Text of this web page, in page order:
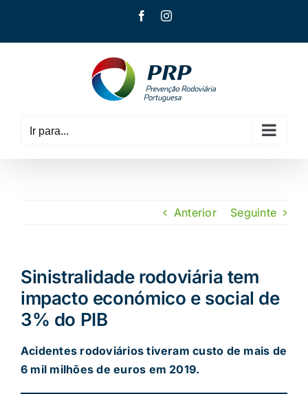
content
FacebookInstagram
Ir para...
Anterior Seguinte
Sinistralidade rodoviária tem
impacto económico e social de
3% do PIB
Acidentes rodoviários tiveram custo de mais de
6 mil milhões de euros em 2019.